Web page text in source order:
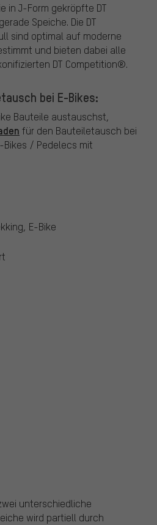
in J-Form gekröpfte DT
Speiche. Die DT
sind optimal auf moderne
und bieten dabei alle
DT Competition®.
bei E-Bikes:
Bauteile austauschst,
für den Bauteiletausch bei
Bikes / Pedelecs mit
E-Bike
unterschiedliche
wird partiell durch